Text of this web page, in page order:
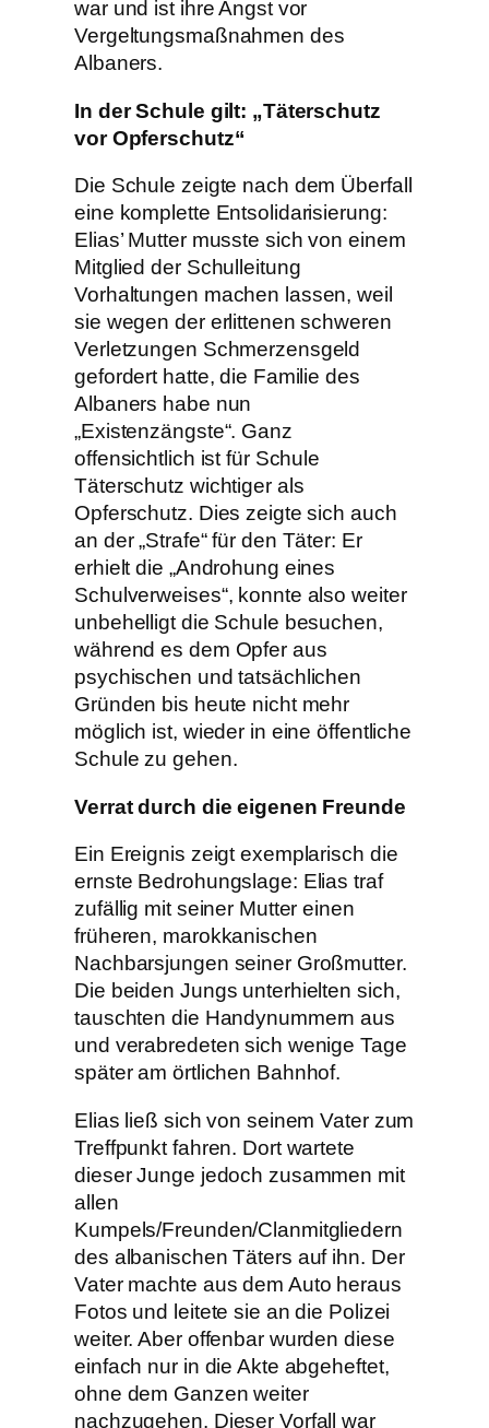
war und ist ihre Angst vor
Vergeltungsmaßnahmen des
Albaners.
In der Schule gilt: „Täterschutz
vor Opferschutz“
Die Schule zeigte nach dem Überfall
eine komplette Entsolidarisierung:
Elias’ Mutter musste sich von einem
Mitglied der Schulleitung
Vorhaltungen machen lassen, weil
sie wegen der erlittenen schweren
Verletzungen Schmerzensgeld
gefordert hatte, die Familie des
Albaners habe nun
„Existenzängste“. Ganz
offensichtlich ist für Schule
Täterschutz wichtiger als
Opferschutz. Dies zeigte sich auch
an der „Strafe“ für den Täter: Er
erhielt die „Androhung eines
Schulverweises“, konnte also weiter
unbehelligt die Schule besuchen,
während es dem Opfer aus
psychischen und tatsächlichen
Gründen bis heute nicht mehr
möglich ist, wieder in eine öffentliche
Schule zu gehen.
Verrat durch die eigenen Freunde
Ein Ereignis zeigt exemplarisch die
ernste Bedrohungslage: Elias traf
zufällig mit seiner Mutter einen
früheren, marokkanischen
Nachbarsjungen seiner Großmutter.
Die beiden Jungs unterhielten sich,
tauschten die Handynummern aus
und verabredeten sich wenige Tage
später am örtlichen Bahnhof.
Elias ließ sich von seinem Vater zum
Treffpunkt fahren. Dort wartete
dieser Junge jedoch zusammen mit
allen
Kumpels/Freunden/Clanmitgliedern
des albanischen Täters auf ihn. Der
Vater machte aus dem Auto heraus
Fotos und leitete sie an die Polizei
weiter. Aber offenbar wurden diese
einfach nur in die Akte abgeheftet,
ohne dem Ganzen weiter
nachzugehen. Dieser Vorfall war